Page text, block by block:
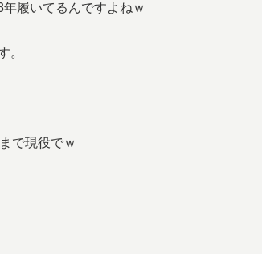
履いてるんですよねｗ
。
で現役でｗ